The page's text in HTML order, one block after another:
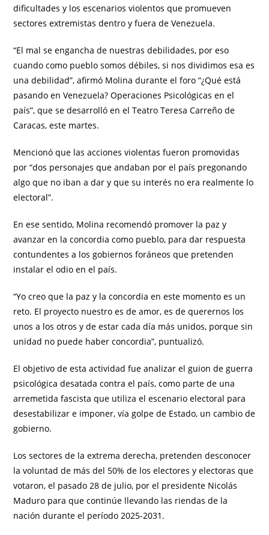
dificultades y los escenarios violentos que promueven
sectores extremistas dentro y fuera de Venezuela.
“El mal se engancha de nuestras debilidades, por eso
cuando como pueblo somos débiles, si nos dividimos esa es
una debilidad”, afirmó Molina durante el foro “¿Qué está
pasando en Venezuela? Operaciones Psicológicas en el
país”, que se desarrolló en el Teatro Teresa Carreño de
Caracas, este martes.
Mencionó que las acciones violentas fueron promovidas
por “dos personajes que andaban por el país pregonando
algo que no iban a dar y que su interés no era realmente lo
electoral”.
En ese sentido, Molina recomendó promover la paz y
avanzar en la concordia como pueblo, para dar respuesta
contundentes a los gobiernos foráneos que pretenden
instalar el odio en el país.
“Yo creo que la paz y la concordia en este momento es un
reto. El proyecto nuestro es de amor, es de querernos los
unos a los otros y de estar cada día más unidos, porque sin
unidad no puede haber concordia”, puntualizó.
El objetivo de esta actividad fue analizar el guion de guerra
psicológica desatada contra el país, como parte de una
arremetida fascista que utiliza el escenario electoral para
desestabilizar e imponer, vía golpe de Estado, un cambio de
gobierno.
Los sectores de la extrema derecha, pretenden desconocer
la voluntad de más del 50% de los electores y electoras que
votaron, el pasado 28 de julio, por el presidente Nicolás
Maduro para que continúe llevando las riendas de la
nación durante el período 2025-2031.